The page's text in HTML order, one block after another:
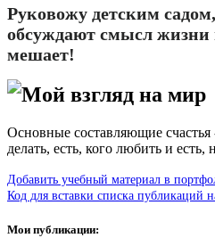
Руковожу детским
обсуждают смысл
мешает!
Мой взгляд на мир
Основные составляющие счастья
делать, есть, кого любить и есть,
Добавить учебный материал в
Код для вставки списка публикаций
Мои публикации: